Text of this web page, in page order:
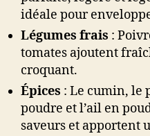
idéale pour
Légumes frais :
tomates ajoutent
croquant.
Épices : Le cumin, le
poudre et l’ail en
saveurs et apportent